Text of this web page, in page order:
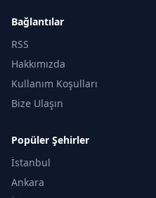
Bağlantılar
RSS
Hakkımızda
Kullanım Koşulları
Bize Ulaşın
Popüler Şehirler
İstanbul
Ankara